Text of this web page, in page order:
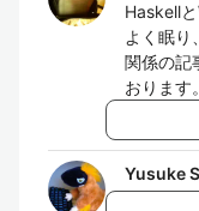
Haskell
よく眠り
関係の
おります。
Yusuke